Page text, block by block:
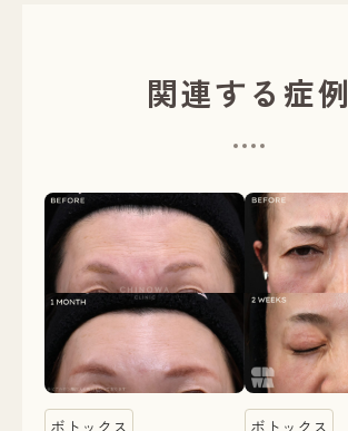
関連する症例
ボトックス ボトックス